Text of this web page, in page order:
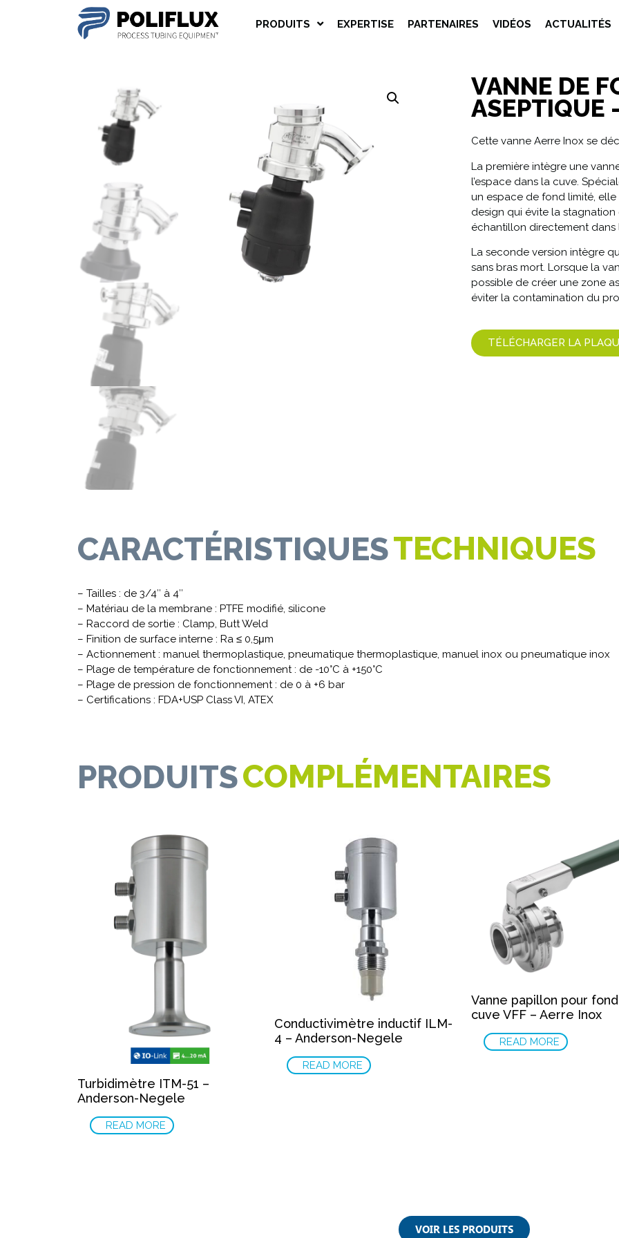
PRODUITS EXPERTISE PARTENAIRES VIDÉOS ACTUALITÉS
VANNE DE
ASEPTIQUE
Cette vanne Aerre Inox se
La première intègre une
l’espace dans la cuve.
un espace de fond limité,
design qui évite la
échantillon directement
La seconde version intègre
sans bras mort. Lorsque la
possible de créer une zone
éviter la contamination du
TÉLÉCHARGER LA
CARACTÉRISTIQUESTECHNIQUES
– Tailles : de 3/4″ à 4″
– Matériau de la membrane : PTFE modifié, silicone
– Raccord de sortie : Clamp, Butt Weld
– Finition de surface interne : Ra ≤ 0,5μm
– Actionnement : manuel thermoplastique, pneumatique thermoplastique, manuel inox ou pneumatique inox
– Plage de température de fonctionnement : de -10°C à +150°C
– Plage de pression de fonctionnement : de 0 à +6 bar
– Certifications : FDA+USP Class VI, ATEX
PRODUITSCOMPLÉMENTAIRES
Turbidimètre ITM-51 –
Anderson-Negele
READ MORE
Conductivimètre inductif ILM-
4 – Anderson-Negele
READ MORE
Vanne papillon pour
cuve VFF – Aerre Inox
READ MORE
VOIR LES PRODUITS